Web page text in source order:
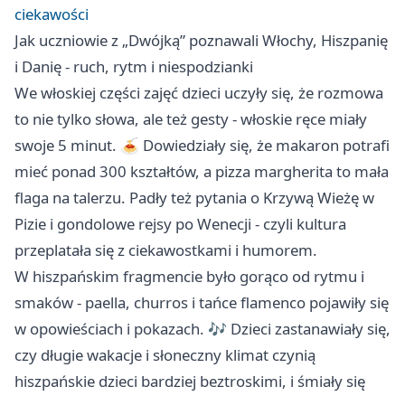
ciekawości
Jak uczniowie z „Dwójką” poznawali Włochy, Hiszpanię
i Danię - ruch, rytm i niespodzianki
We włoskiej części zajęć dzieci uczyły się, że rozmowa
to nie tylko słowa, ale też gesty - włoskie ręce miały
swoje 5 minut. 🍝 Dowiedziały się, że makaron potrafi
mieć ponad 300 kształtów, a pizza margherita to mała
flaga na talerzu. Padły też pytania o Krzywą Wieżę w
Pizie i gondolowe rejsy po Wenecji - czyli kultura
przeplatała się z ciekawostkami i humorem.
W hiszpańskim fragmencie było gorąco od rytmu i
smaków - paella, churros i tańce flamenco pojawiły się
w opowieściach i pokazach. 🎶 Dzieci zastanawiały się,
czy długie wakacje i słoneczny klimat czynią
hiszpańskie dzieci bardziej beztroskimi, i śmiały się